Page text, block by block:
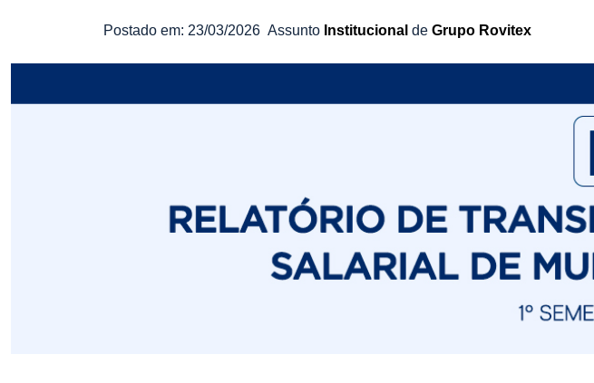
Postado em: 23/03/2026 Assunto Institucional de Grupo Rovitex